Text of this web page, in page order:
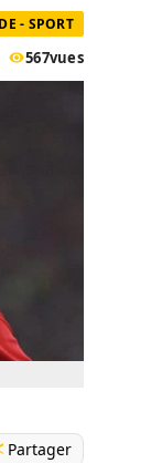
- SPORT
567vues
Partager